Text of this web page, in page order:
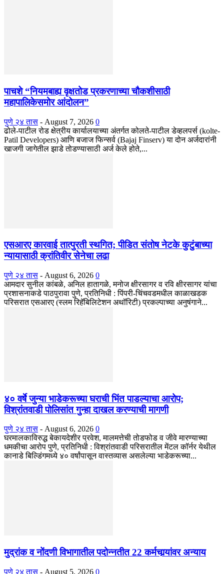
पाचशे “नियमबाह्य वृक्षतोड प्रकरणाच्या चौकशीसाठी
महापालिकेसमोर आंदोलन”
पुणे २४ तास - August 7, 2026 0
ढोले-पाटील रोड क्षेत्रीय कार्यालयाच्या अंतर्गत कोलते-पाटील डेव्हलपर्स (kolte-
Patil Developers) आणि बजाज फिन्सर्व (Bajaj Finserv) या दोन अर्जदारांनी
खाजगी जागेतील झाडे तोडण्यासाठी अर्ज केले होते,...
एसआरए कारवाई तात्पुरती स्थगित; पीडित संतोष नेटके कुटुंबाच्या
न्यायासाठी क्रांतिवीर सेनेचा लढा
पुणे २४ तास - August 6, 2026 0
आमदार सुनील कांबळे, अनिल हातागळे, मनोज क्षीरसागर व रवि क्षीरसागर यांचा
प्रशासनाकडे पाठपुरावा पुणे, प्रतिनिधी : पिंपरी-चिंचवडमधील काळाखडक
परिसरात एसआरए (स्लम रिहॅबिलिटेशन अथॉरिटी) प्रकल्पाच्या अनुषंगाने...
४० वर्षे जुन्या भाडेकरूच्या घराची भिंत पाडल्याचा आरोप;
विश्रांतवाडी पोलिसांत गुन्हा दाखल करण्याची मागणी
पुणे २४ तास - August 6, 2026 0
घरमालकाविरुद्ध बेकायदेशीर प्रवेश, मालमत्तेची तोडफोड व जीवे मारण्याच्या
धमकीचा आरोप पुणे, प्रतिनिधी : विश्रांतवाडी परिसरातील मेंटल कॉर्नर येथील
कानाडे बिल्डिंगमध्ये ४० वर्षांपासून वास्तव्यास असलेल्या भाडेकरूच्या...
मुद्रांक व नोंदणी विभागातील पदोन्नतीत 22 कर्मचार्‍यांवर अन्याय
पुणे २४ तास - August 5, 2026 0